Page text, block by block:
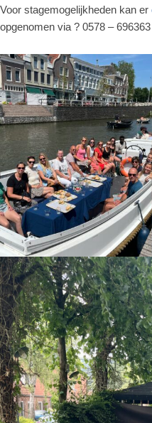
Voor stagemogelijkheden kan er
opgenomen via ? 0578 –